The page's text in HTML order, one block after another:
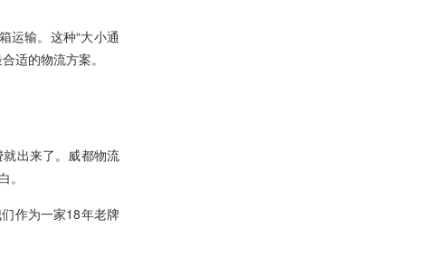
运输。这种“大小通
适的物流方案。
出来了。威都物流
作为一家18年老牌